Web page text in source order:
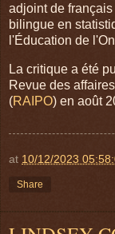
adjoint de
bilingue en
l'Éducation de
La critique a été
Revue des
(RAIPO) en août
at 10/12/2023
Share